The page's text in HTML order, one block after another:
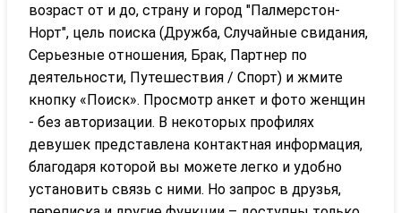
возраст от и до, страну и город "Палмерстон-
Норт", цель поиска (Дружба, Случайные свидания,
Серьезные отношения, Брак, Партнер по
деятельности, Путешествия / Спорт) и жмите
кнопку «Поиск». Просмотр анкет и фото женщин
- без авторизации. В некоторых профилях
девушек представлена контактная информация,
благодаря которой вы можете легко и удобно
установить связь с ними. Но запрос в друзья,